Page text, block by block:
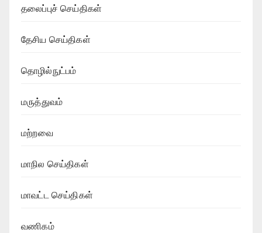
தலைப்புச் செய்திகள்
தேசிய செய்திகள்
தொழில்நுட்பம்
மருத்துவம்
மற்றவை
மாநில செய்திகள்
மாவட்ட செய்திகள்
வணிகம்